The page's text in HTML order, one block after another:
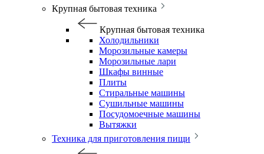
Крупная бытовая техника
Крупная бытовая техника
Холодильники
Морозильные камеры
Морозильные лари
Шкафы винные
Плиты
Стиральные машины
Сушильные машины
Посудомоечные машины
Вытяжки
Техника для приготовления пищи